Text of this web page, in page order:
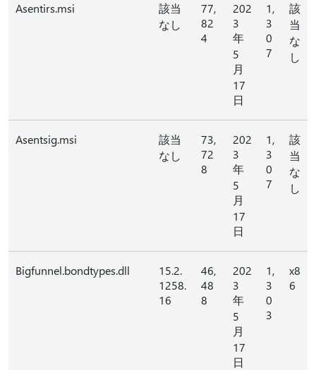
Asentirs.msi
該当
なし
77,
82
4
202
3
年
5
月
17
日
1,
3
0
7
該
当
な
し
Asentsig.msi
該当
なし
73,
72
8
202
3
年
5
月
17
日
1,
3
0
7
該
当
な
し
Bigfunnel.bondtypes.dll
15.2.
1258.
16
46,
48
8
202
3
年
5
月
17
日
1,
3
0
3
x8
6